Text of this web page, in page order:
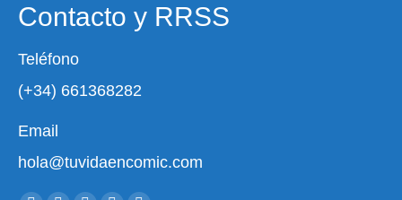
Contacto y RRSS
Teléfono
(+34) 661368282
Email
hola@tuvidaencomic.com